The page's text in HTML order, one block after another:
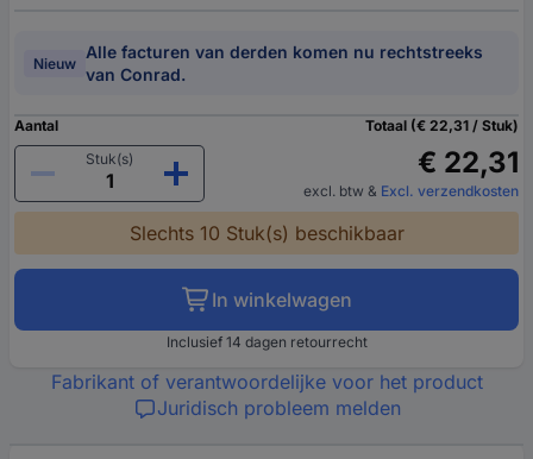
Nieuw
Alle facturen van derden komen nu rechtstreeks
van Conrad.
Aantal
Stuk(s)
Totaal (€ 22,31 / Stuk)
€ 22,31
excl. btw & Excl. verzendkosten
Slechts 10 Stuk(s) beschikbaar
In winkelwagen
Inclusief 14 dagen retourrecht
Fabrikant of verantwoordelijke voor het product
Juridisch probleem melden